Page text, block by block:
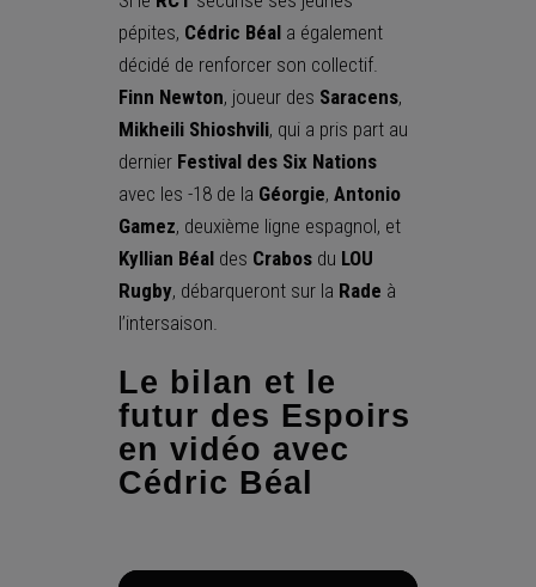
pépites, Cédric Béal a également
décidé de renforcer son collectif.
Finn Newton, joueur des Saracens,
Mikheili Shioshvili, qui a pris part au
dernier Festival des Six Nations
avec les -18 de la Géorgie, Antonio
Gamez, deuxième ligne espagnol, et
Kyllian Béal des Crabos du LOU
Rugby, débarqueront sur la Rade à
l’intersaison.
Le bilan et le
futur des Espoirs
en vidéo avec
Cédric Béal